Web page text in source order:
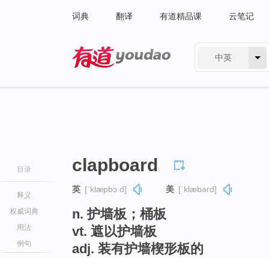
词典 翻译 有道精品课 云笔记
中英
目录
释义
权威词典
用法
例句
clapboard
英 [ˈklæpbɔːd] 美 [ˈklæbərd]
n. 护墙板；桶板
vt. 遮以护墙板
adj. 装有护墙楔形板的